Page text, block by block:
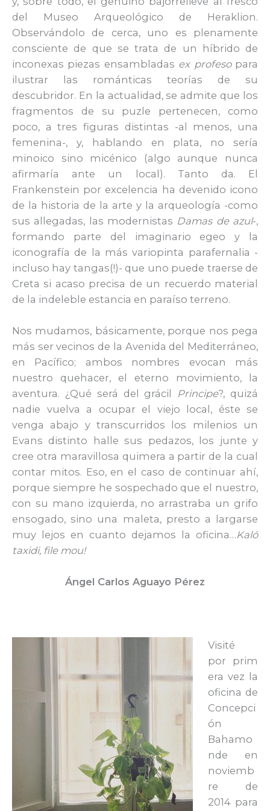
del Museo Arqueológico de Heraklion.
Observándolo de cerca, uno es plenamente
consciente de que se trata de un híbrido de
inconexas piezas ensambladas ex profeso para
ilustrar las románticas teorías de su
descubridor. En la actualidad, se admite que los
fragmentos de su puzle pertenecen, como
poco, a tres figuras distintas -al menos, una
femenina-, y, hablando en plata, no sería
minoico sino micénico (algo aunque nunca
afirmaría ante un local). Tanto da. El
Frankenstein por excelencia ha devenido icono
de la historia de la arte y la arqueología -como
sus allegadas, las modernistas Damas de azul-,
formando parte del imaginario egeo y la
iconografía de la más variopinta parafernalia -
incluso hay tangas(!)- que uno puede traerse de
Creta si acaso precisa de un recuerdo material
de la indeleble estancia en paraíso terreno.
Nos mudamos, básicamente, porque nos pega
más ser vecinos de la Avenida del Mediterráneo,
en Pacífico; ambos nombres evocan más
nuestro quehacer, el eterno movimiento, la
aventura. ¿Qué será del grácil Principe?, quizá
nadie vuelva a ocupar el viejo local, éste se
venga abajo y transcurridos los milenios un
Evans distinto halle sus pedazos, los junte y
cree otra maravillosa quimera a partir de la cual
contar mitos. Eso, en el caso de continuar ahí,
porque siempre he sospechado que el nuestro,
con su mano izquierda, no arrastraba un grifo
ensogado, sino una maleta, presto a largarse
muy lejos en cuanto dejamos la oficina…Kaló
taxidi, file mou!
Ángel Carlos Aguayo Pérez
Visité
por prim
era vez la
oficina de
Concepci
ón
Bahamo
nde en
noviemb
re de
2014 para